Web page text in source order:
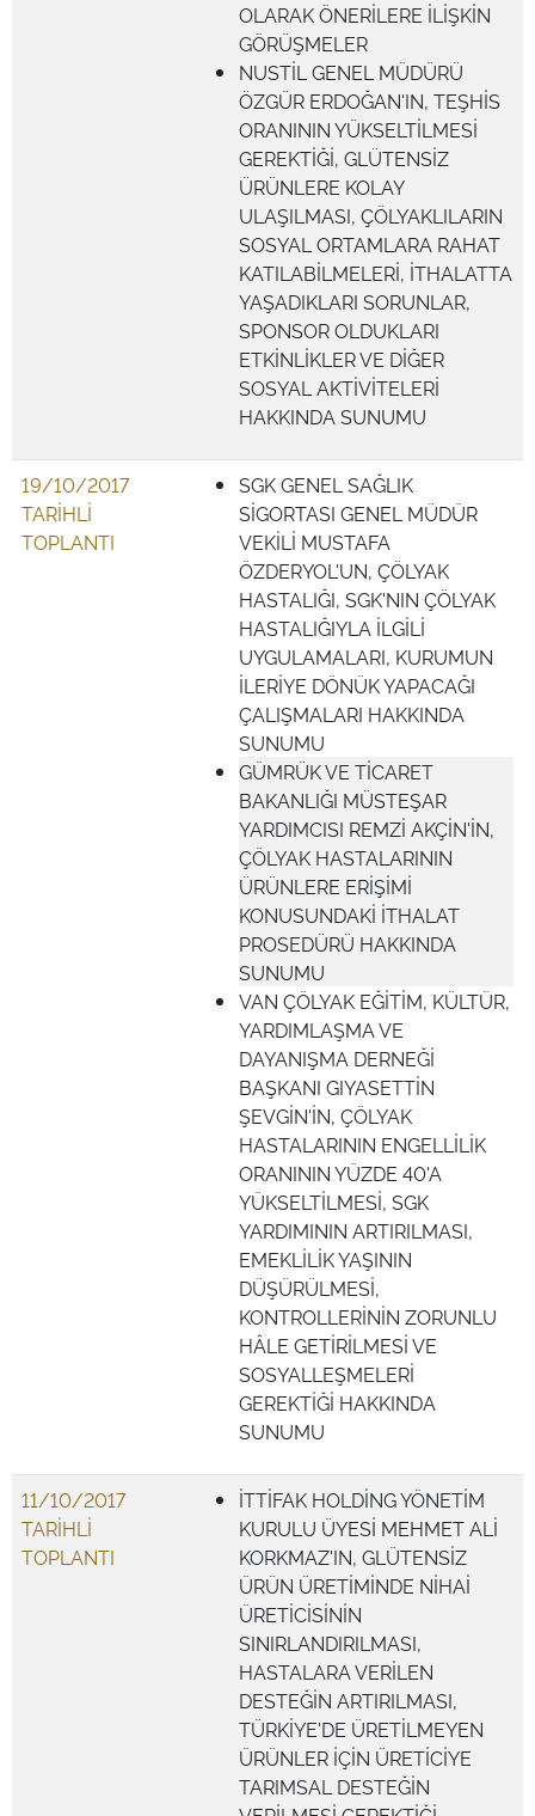
OLARAK ÖNERİLERE İLİŞKİN
GÖRÜŞMELER
NUSTİL GENEL MÜDÜRÜ
ÖZGÜR ERDOĞAN'IN, TEŞHİS
ORANININ YÜKSELTİLMESİ
GEREKTİĞİ, GLÜTENSİZ
ÜRÜNLERE KOLAY
ULAŞILMASI, ÇÖLYAKLILARIN
SOSYAL ORTAMLARA RAHAT
KATILABİLMELERİ, İTHALATTA
YAŞADIKLARI SORUNLAR,
SPONSOR OLDUKLARI
ETKİNLİKLER VE DİĞER
SOSYAL AKTİVİTELERİ
HAKKINDA SUNUMU
19/10/2017
TARİHLİ
TOPLANTI
SGK GENEL SAĞLIK
SİGORTASI GENEL MÜDÜR
VEKİLİ MUSTAFA
ÖZDERYOL'UN, ÇÖLYAK
HASTALIĞI, SGK'NIN ÇÖLYAK
HASTALIĞIYLA İLGİLİ
UYGULAMALARI, KURUMUN
İLERİYE DÖNÜK YAPACAĞI
ÇALIŞMALARI HAKKINDA
SUNUMU
GÜMRÜK VE TİCARET
BAKANLIĞI MÜSTEŞAR
YARDIMCISI REMZİ AKÇİN'İN,
ÇÖLYAK HASTALARININ
ÜRÜNLERE ERİŞİMİ
KONUSUNDAKİ İTHALAT
PROSEDÜRÜ HAKKINDA
SUNUMU
VAN ÇÖLYAK EĞİTİM, KÜLTÜR,
YARDIMLAŞMA VE
DAYANIŞMA DERNEĞİ
BAŞKANI GIYASETTİN
ŞEVGİN'İN, ÇÖLYAK
HASTALARININ ENGELLİLİK
ORANININ YÜZDE 40'A
YÜKSELTİLMESİ, SGK
YARDIMININ ARTIRILMASI,
EMEKLİLİK YAŞININ
DÜŞÜRÜLMESİ,
KONTROLLERİNİN ZORUNLU
HÂLE GETİRİLMESİ VE
SOSYALLEŞMELERİ
GEREKTİĞİ HAKKINDA
SUNUMU
11/10/2017
TARİHLİ
TOPLANTI
İTTİFAK HOLDİNG YÖNETİM
KURULU ÜYESİ MEHMET ALİ
KORKMAZ'IN, GLÜTENSİZ
ÜRÜN ÜRETİMİNDE NİHAİ
ÜRETİCİSİNİN
SINIRLANDIRILMASI,
HASTALARA VERİLEN
DESTEĞİN ARTIRILMASI,
TÜRKİYE'DE ÜRETİLMEYEN
ÜRÜNLER İÇİN ÜRETİCİYE
TARIMSAL DESTEĞİN